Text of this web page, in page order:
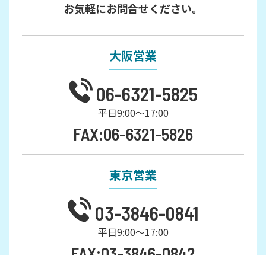
お気軽にお問合せください。
大阪営業
06-6321-5825
平日9:00～17:00
FAX:06-6321-5826
東京営業
03-3846-0841
平日9:00～17:00